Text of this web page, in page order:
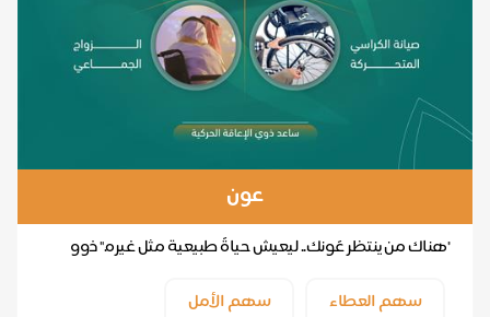
عون
"هناك من ينتظر عًونك.. ليعيش حياةً طبيعية مثل غيره." ذوو
سهم العطاء
سهم الأمل